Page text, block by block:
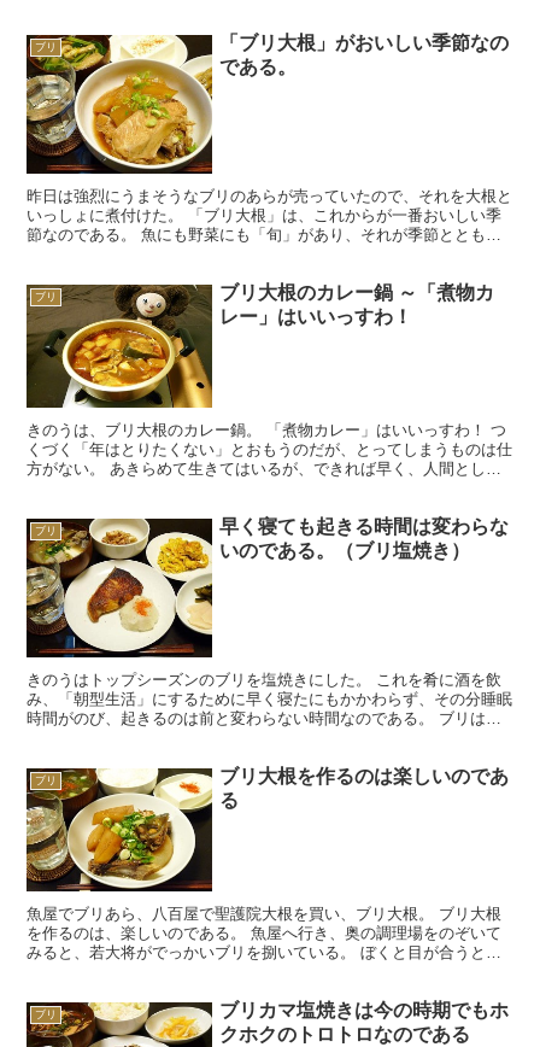
ブリ
「ブリ大根」がおいしい季節なの
である。
昨日は強烈にうまそうなブリのあらが売っていたので、それを大根と
いっしょに煮付けた。 「ブリ大根」は、これからが一番おいしい季
節なのである。 魚にも野菜にも「旬」があり、それが季節とともに
ブリ
ブリ大根のカレー鍋 ～「煮物カ
レー」はいいっすわ！
きのうは、ブリ大根のカレー鍋。 「煮物カレー」はいいっすわ！ つ
くづく「年はとりたくない」とおもうのだが、とってしまうものは仕
方がない。 あきらめて生きてはいるが、できれば早く、人間として
ブリ
早く寝ても起きる時間は変わらな
いのである。（ブリ塩焼き）
きのうはトップシーズンのブリを塩焼きにした。 これを肴に酒を飲
み、「朝型生活」にするために早く寝たにもかかわらず、その分睡眠
時間がのび、起きるのは前と変わらない時間なのである。 ブリは、
ブリ
ブリ大根を作るのは楽しいのであ
る
魚屋でブリあら、八百屋で聖護院大根を買い、ブリ大根。 ブリ大根
を作るのは、楽しいのである。 魚屋へ行き、奥の調理場をのぞいて
みると、若大将がでっかいブリを捌いている。 ぼくと目が合うと、
ブリ
ブリカマ塩焼きは今の時期でもホ
クホクのトロトロなのである